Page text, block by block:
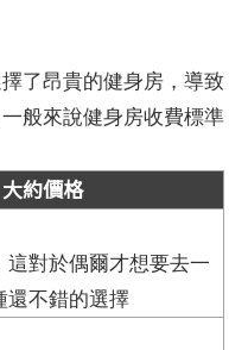
了昂貴的健身房，導致
般來說健身房收費標準
大約價格
這對於偶爾才想要去一
還不錯的選擇